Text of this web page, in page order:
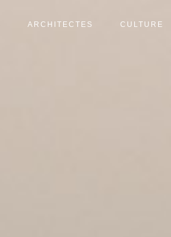
ARCHITECTES CULTURE